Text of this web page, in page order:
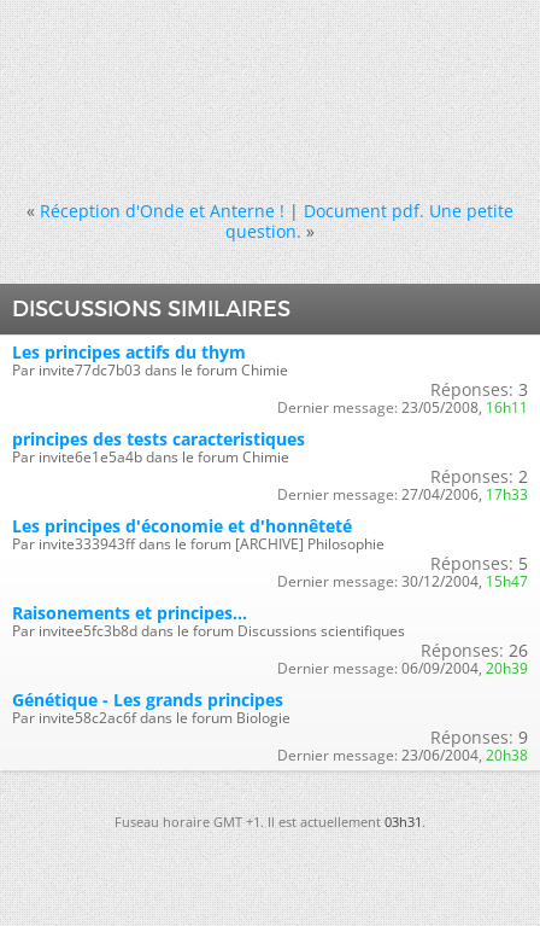
« Réception d'Onde et Anterne !|Document pdf. Une petite
question. »
DISCUSSIONS SIMILAIRES
Les principes actifs du thym
Par invite77dc7b03 dans le forum Chimie
Réponses: 3
Dernier message: 23/05/2008, 16h11
principes des tests caracteristiques
Par invite6e1e5a4b dans le forum Chimie
Réponses: 2
Dernier message: 27/04/2006, 17h33
Les principes d'économie et d'honnêteté
Par invite333943ff dans le forum [ARCHIVE] Philosophie
Réponses: 5
Dernier message: 30/12/2004, 15h47
Raisonements et principes...
Par invitee5fc3b8d dans le forum Discussions scientifiques
Réponses: 26
Dernier message: 06/09/2004, 20h39
Génétique - Les grands principes
Par invite58c2ac6f dans le forum Biologie
Réponses: 9
Dernier message: 23/06/2004, 20h38
Fuseau horaire GMT +1. Il est actuellement03h31.